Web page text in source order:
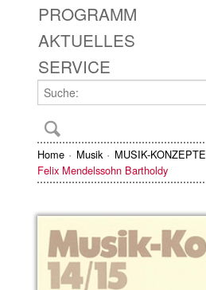
PROGRAMM
AKTUELLES
SERVICE
Home Musik
MUSIK-KONZEPTE
Felix Mendelssohn Bartholdy